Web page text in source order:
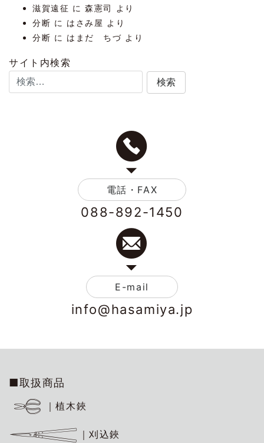
滋賀遠征 に森憲司
より
分断 に はさみ屋 より
分断 に はまだ ちづ より
サイト内検索
電話・FAX
088-892-1450
E-mail
info@hasamiya.jp
■取扱商品
｜植木鋏
｜刈込鋏